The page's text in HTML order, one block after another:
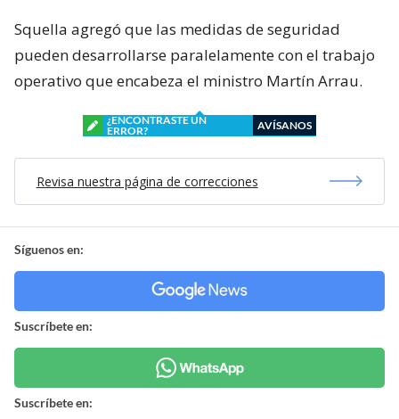
Squella agregó que las medidas de seguridad
pueden desarrollarse paralelamente con el trabajo
operativo que encabeza el ministro Martín Arrau.
¿ENCONTRASTE UN
ERROR?
AVÍSANOS
Revisa nuestra página de correcciones
Síguenos en:
Suscríbete en:
Suscríbete en: